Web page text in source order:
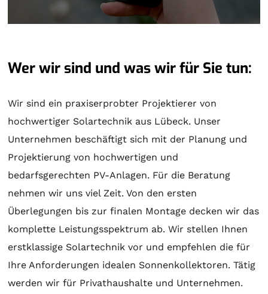
Wer wir sind und was wir für Sie tun:
Wir sind ein praxiserprobter Projektierer von
hochwertiger Solartechnik aus Lübeck. Unser
Unternehmen beschäftigt sich mit der Planung und
Projektierung von hochwertigen und
bedarfsgerechten PV-Anlagen. Für die Beratung
nehmen wir uns viel Zeit. Von den ersten
Überlegungen bis zur finalen Montage decken wir das
komplette Leistungsspektrum ab. Wir stellen Ihnen
erstklassige Solartechnik vor und empfehlen die für
Ihre Anforderungen idealen Sonnenkollektoren. Tätig
werden wir für Privathaushalte und Unternehmen.